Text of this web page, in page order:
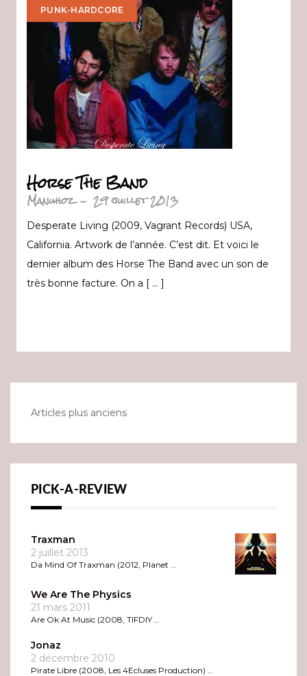
PUNK-HARDCORE
Horse The Band
Manuhoz- 29 juillet 2013
Desperate Living (2009, Vagrant Records) USA,
California. Artwork de l’année. C’est dit. Et voici le
dernier album des Horse The Band avec un son de
très bonne facture. On a [ … ]
Navigation
articles
Articles plus anciens
PICK-A-REVIEW
Traxman
2 juillet 2013
Da Mind Of Traxman (2012, Planet …
We Are The Physics
21 mars 2011
Are Ok At Music (2008, TIFDIY …
Jonaz
2 décembre 2010
Pirate Libre (2008, Les 4Ecluses Production) …